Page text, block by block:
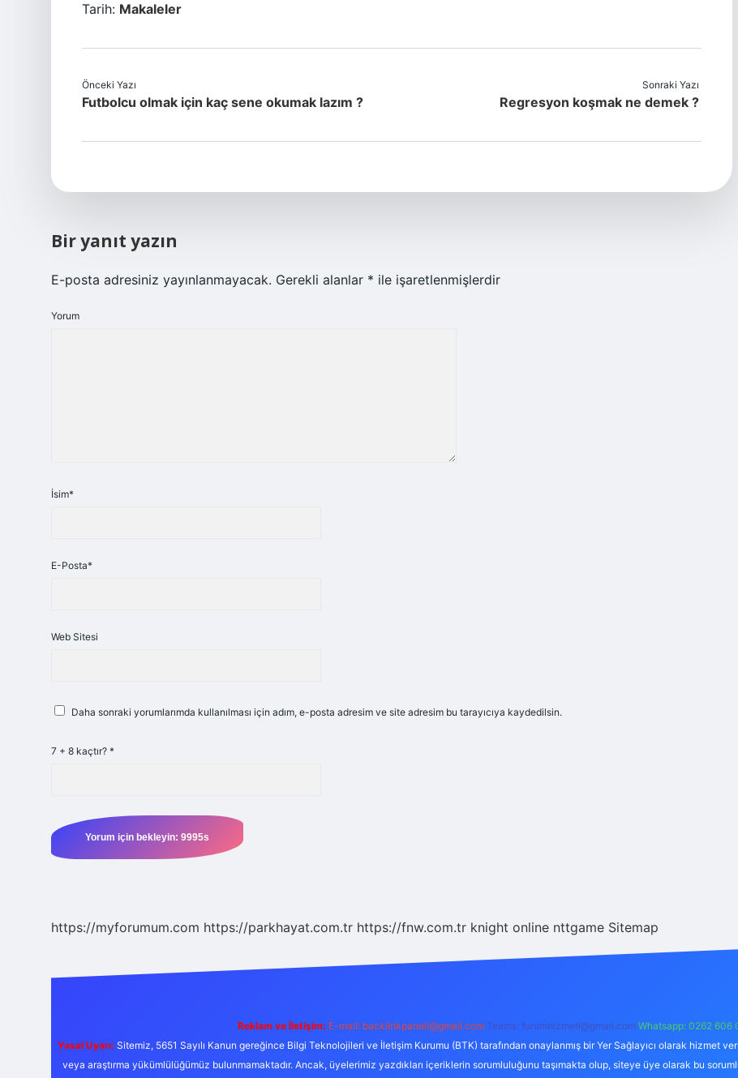
Tarih: Makaleler
Önceki Yazı
Futbolcu olmak için kaç sene okumak lazım ?
Sonraki Yazı
Regresyon koşmak ne demek ?
Bir yanıt yazın
E-posta adresiniz yayınlanmayacak. Gerekli alanlar * ile işaretlenmişlerdir
Yorum
İsim*
E-Posta*
Web Sitesi
Daha sonraki yorumlarımda kullanılması için adım, e-posta adresim ve site adresim bu tarayıcıya kaydedilsin.
7 + 8 kaçtır? *
https://myforumum.com https://parkhayat.com.tr https://fnw.com.tr knight online nttgame Sitemap
Reklam ve İletişim: E-mail: backlinkpaneli@gmail.com Teams: forumhizmeti@gmail.com Whatsapp: 0262 606
Yasal Uyarı: Sitemiz, 5651 Sayılı Kanun gereğince Bilgi Teknolojileri ve İletişim Kurumu (BTK) tarafından onaylanmış bir Yer Sağlayıcı olarak
veya araştırma yükümlülüğümüz bulunmamaktadır. Ancak, üyelerimiz yazdıkları içeriklerin sorumluluğunu taşımakta olup, siteye üye olarak bu